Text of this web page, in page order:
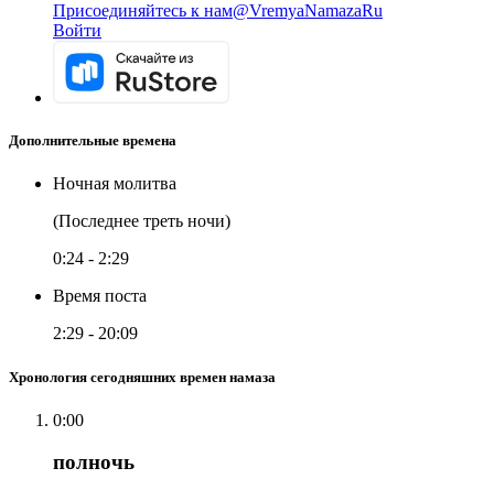
Присоединяйтесь к нам@VremyaNamazaRu
Войти
Дополнительные времена
Ночная молитва
(Последнее треть ночи)
0:24 - 2:29
Время поста
2:29 - 20:09
Хронология сегодняшних времен намаза
0:00
полночь